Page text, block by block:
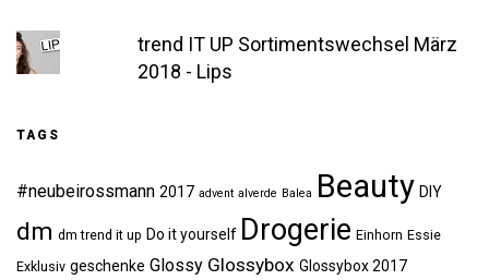
trend IT UP Sortimentswechsel März
2018 - Lips
TAGS
#neubeirossmann 2017 advent alverde Balea Beauty DIY
dm dm trend it up Do it yourself Drogerie Einhorn Essie
Exklusiv geschenke Glossy Glossybox Glossybox 2017